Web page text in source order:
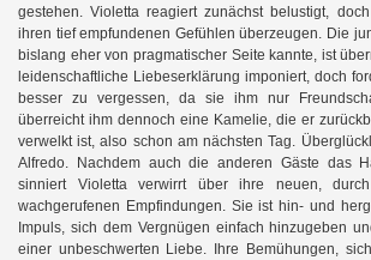
gestehen. Violetta reagiert zunächst belustigt,
ihren tief empfundenen Gefühlen überzeugen. Die
bislang eher von pragmatischer Seite kannte, ist
leidenschaftliche Liebeserklärung imponiert, doch
besser zu vergessen, da sie ihm nur
überreicht ihm dennoch eine Kamelie, die er
verwelkt ist, also schon am nächsten Tag.
Alfredo. Nachdem auch die anderen Gäste das
sinniert Violetta verwirrt über ihre neuen, durch
wachgerufenen Empfindungen. Sie ist hin- und
Impuls, sich dem Vergnügen einfach hinzugeben
einer unbeschwerten Liebe. Ihre Bemühungen,